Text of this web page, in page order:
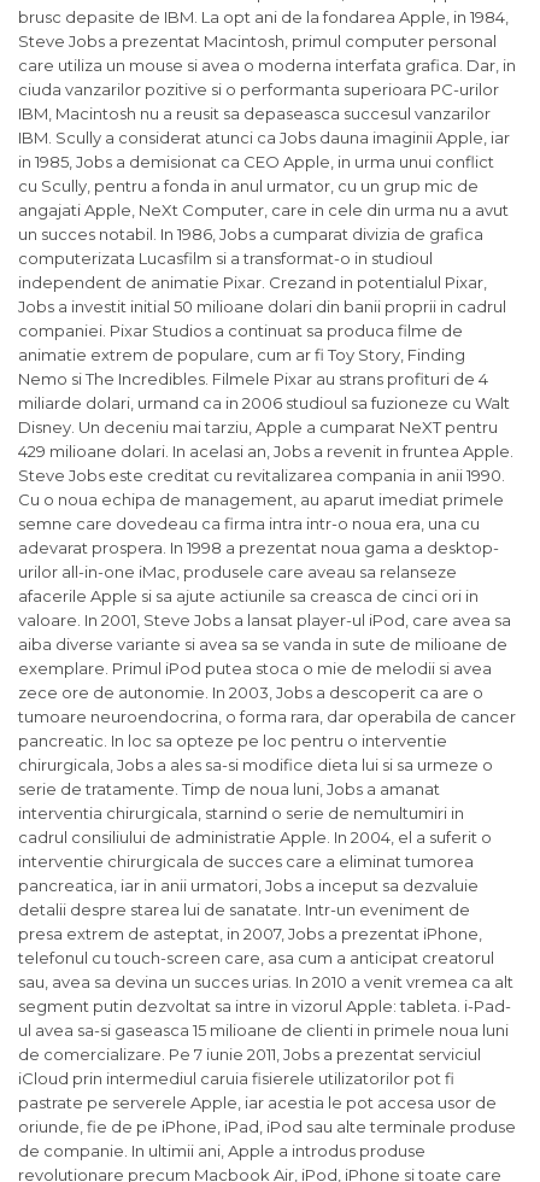
brusc depasite de IBM. La opt ani de la fondarea Apple, in 1984,
Steve Jobs a prezentat Macintosh, primul computer personal
care utiliza un mouse si avea o moderna interfata grafica. Dar, in
ciuda vanzarilor pozitive si o performanta superioara PC-urilor
IBM, Macintosh nu a reusit sa depaseasca succesul vanzarilor
IBM. Scully a considerat atunci ca Jobs dauna imaginii Apple, iar
in 1985, Jobs a demisionat ca CEO Apple, in urma unui conflict
cu Scully, pentru a fonda in anul urmator, cu un grup mic de
angajati Apple, NeXt Computer, care in cele din urma nu a avut
un succes notabil. In 1986, Jobs a cumparat divizia de grafica
computerizata Lucasfilm si a transformat-o in studioul
independent de animatie Pixar. Crezand in potentialul Pixar,
Jobs a investit initial 50 milioane dolari din banii proprii in cadrul
companiei. Pixar Studios a continuat sa produca filme de
animatie extrem de populare, cum ar fi Toy Story, Finding
Nemo si The Incredibles. Filmele Pixar au strans profituri de 4
miliarde dolari, urmand ca in 2006 studioul sa fuzioneze cu Walt
Disney. Un deceniu mai tarziu, Apple a cumparat NeXT pentru
429 milioane dolari. In acelasi an, Jobs a revenit in fruntea Apple.
Steve Jobs este creditat cu revitalizarea compania in anii 1990.
Cu o noua echipa de management, au aparut imediat primele
semne care dovedeau ca firma intra intr-o noua era, una cu
adevarat prospera. In 1998 a prezentat noua gama a desktop-
urilor all-in-one iMac, produsele care aveau sa relanseze
afacerile Apple si sa ajute actiunile sa creasca de cinci ori in
valoare. In 2001, Steve Jobs a lansat player-ul iPod, care avea sa
aiba diverse variante si avea sa se vanda in sute de milioane de
exemplare. Primul iPod putea stoca o mie de melodii si avea
zece ore de autonomie. In 2003, Jobs a descoperit ca are o
tumoare neuroendocrina, o forma rara, dar operabila de cancer
pancreatic. In loc sa opteze pe loc pentru o interventie
chirurgicala, Jobs a ales sa-si modifice dieta lui si sa urmeze o
serie de tratamente. Timp de noua luni, Jobs a amanat
interventia chirurgicala, starnind o serie de nemultumiri in
cadrul consiliului de administratie Apple. In 2004, el a suferit o
interventie chirurgicala de succes care a eliminat tumorea
pancreatica, iar in anii urmatori, Jobs a inceput sa dezvaluie
detalii despre starea lui de sanatate. Intr-un eveniment de
presa extrem de asteptat, in 2007, Jobs a prezentat iPhone,
telefonul cu touch-screen care, asa cum a anticipat creatorul
sau, avea sa devina un succes urias. In 2010 a venit vremea ca alt
segment putin dezvoltat sa intre in vizorul Apple: tableta. i-Pad-
ul avea sa-si gaseasca 15 milioane de clienti in primele noua luni
de comercializare. Pe 7 iunie 2011, Jobs a prezentat serviciul
iCloud prin intermediul caruia fisierele utilizatorilor pot fi
pastrate pe serverele Apple, iar acestia le pot accesa usor de
oriunde, fie de pe iPhone, iPad, iPod sau alte terminale produse
de companie. In ultimii ani, Apple a introdus produse
revolutionare precum Macbook Air, iPod, iPhone si toate care